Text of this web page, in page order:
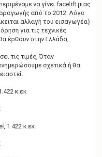
να γίνει facelift μιας
από το 2012. Λόγο
αλλαγή του εισαγωγέα)
για τις τεχνικές
έρθουν στην Ελλάδα,
τις τιμές, Όταν
σχετικά ή θα
κ.εκ
1.422 κ.εκ